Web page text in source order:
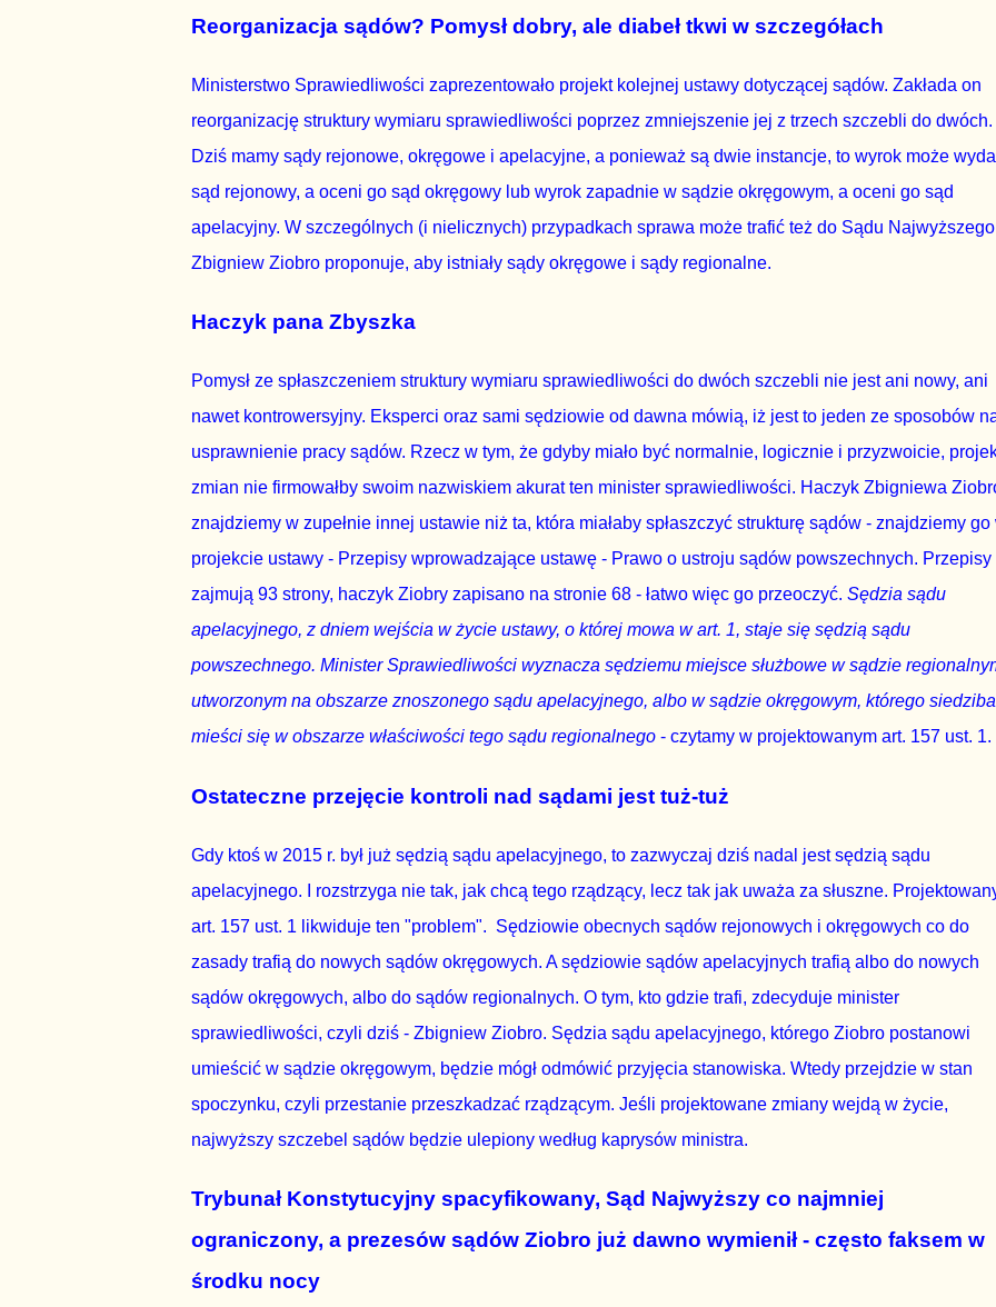
Reorganizacja sądów? Pomysł dobry, ale diabeł tkwi w szczegółach
Ministerstwo Sprawiedliwości zaprezentowało projekt kolejnej ustawy dotyczącej sądów. Zakłada on
reorganizację struktury wymiaru sprawiedliwości poprzez zmniejszenie jej z trzech szczebli do dwóch.
Dziś mamy sądy rejonowe, okręgowe i apelacyjne, a ponieważ są dwie instancje, to wyrok może
sąd rejonowy, a oceni go sąd okręgowy lub wyrok zapadnie w sądzie okręgowym, a oceni go sąd
apelacyjny. W szczególnych (i nielicznych) przypadkach sprawa może trafić też do Sądu
Zbigniew Ziobro proponuje, aby istniały sądy okręgowe i sądy regionalne.
Haczyk pana Zbyszka
Pomysł ze spłaszczeniem struktury wymiaru sprawiedliwości do dwóch szczebli nie jest ani nowy, ani
nawet kontrowersyjny. Eksperci oraz sami sędziowie od dawna mówią, iż jest to jeden ze sposobów
usprawnienie pracy sądów. Rzecz w tym, że gdyby miało być normalnie, logicznie i przyzwoicie,
zmian nie firmowałby swoim nazwiskiem akurat ten minister sprawiedliwości. Haczyk Zbigniewa
znajdziemy w zupełnie innej ustawie niż ta, która miałaby spłaszczyć strukturę sądów - znajdziemy go
projekcie ustawy - Przepisy wprowadzające ustawę - Prawo o ustroju sądów powszechnych. Przepisy
zajmują 93 strony, haczyk Ziobry zapisano na stronie 68 - łatwo więc go przeoczyć. Sędzia sądu
apelacyjnego, z dniem wejścia w życie ustawy, o której mowa w art. 1, staje się sędzią sądu
powszechnego. Minister Sprawiedliwości wyznacza sędziemu miejsce służbowe w sądzie
utworzonym na obszarze znoszonego sądu apelacyjnego, albo w sądzie okręgowym, którego siedziba
mieści się w obszarze właściwości tego sądu regionalnego - czytamy w projektowanym art. 157 ust. 1.
Ostateczne przejęcie kontroli nad sądami jest tuż-tuż
Gdy ktoś w 2015 r. był już sędzią sądu apelacyjnego, to zazwyczaj dziś nadal jest sędzią sądu
apelacyjnego. I rozstrzyga nie tak, jak chcą tego rządzący, lecz tak jak uważa za słuszne.
art. 157 ust. 1 likwiduje ten "problem". Sędziowie obecnych sądów rejonowych i okręgowych co do
zasady trafią do nowych sądów okręgowych. A sędziowie sądów apelacyjnych trafią albo do nowych
sądów okręgowych, albo do sądów regionalnych. O tym, kto gdzie trafi, zdecyduje minister
sprawiedliwości, czyli dziś - Zbigniew Ziobro. Sędzia sądu apelacyjnego, którego Ziobro postanowi
umieścić w sądzie okręgowym, będzie mógł odmówić przyjęcia stanowiska. Wtedy przejdzie w stan
spoczynku, czyli przestanie przeszkadzać rządzącym. Jeśli projektowane zmiany wejdą w życie,
najwyższy szczebel sądów będzie ulepiony według kaprysów ministra.
Trybunał Konstytucyjny spacyfikowany, Sąd Najwyższy co najmniej
ograniczony, a prezesów sądów Ziobro już dawno wymienił - często faksem w
środku nocy